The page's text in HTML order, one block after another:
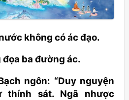
không có ác đạo.
ba đường ác.
ngôn: “Duy nguyện
thính sát. Ngã nhược